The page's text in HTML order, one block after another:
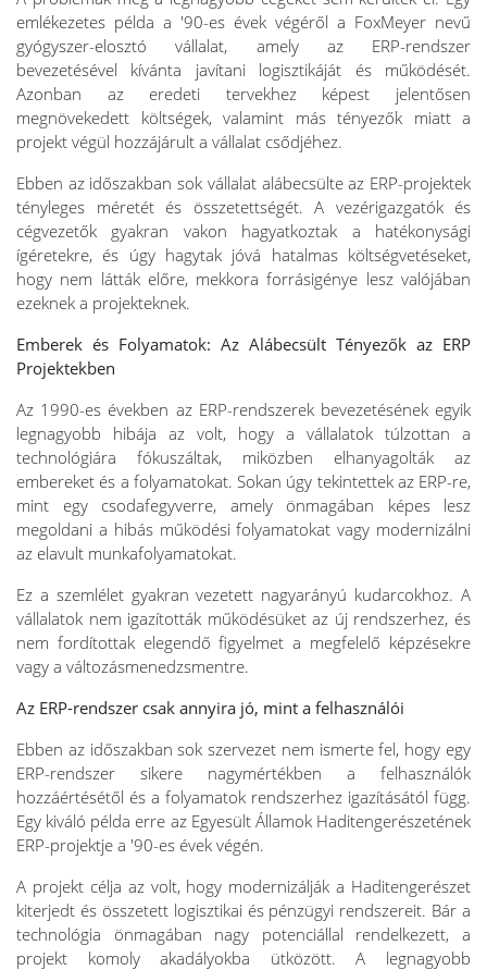
emlékezetes példa a '90-es évek végéről a FoxMeyer nevű
gyógyszer-elosztó vállalat, amely az ERP-rendszer
bevezetésével kívánta javítani logisztikáját és működését.
Azonban az eredeti tervekhez képest jelentősen
megnövekedett költségek, valamint más tényezők miatt a
projekt végül hozzájárult a vállalat csődjéhez.
Ebben az időszakban sok vállalat alábecsülte az ERP-projektek
tényleges méretét és összetettségét. A vezérigazgatók és
cégvezetők gyakran vakon hagyatkoztak a hatékonysági
ígéretekre, és úgy hagytak jóvá hatalmas költségvetéseket,
hogy nem látták előre, mekkora forrásigénye lesz valójában
ezeknek a projekteknek.
Emberek és Folyamatok: Az Alábecsült Tényezők az ERP
Projektekben
Az 1990-es években az ERP-rendszerek bevezetésének egyik
legnagyobb hibája az volt, hogy a vállalatok túlzottan a
technológiára fókuszáltak, miközben elhanyagolták az
embereket és a folyamatokat. Sokan úgy tekintettek az ERP-re,
mint egy csodafegyverre, amely önmagában képes lesz
megoldani a hibás működési folyamatokat vagy modernizálni
az elavult munkafolyamatokat.
Ez a szemlélet gyakran vezetett nagyarányú kudarcokhoz. A
vállalatok nem igazították működésüket az új rendszerhez, és
nem fordítottak elegendő figyelmet a megfelelő képzésekre
vagy a változásmenedzsmentre.
Az ERP-rendszer csak annyira jó, mint a felhasználói
Ebben az időszakban sok szervezet nem ismerte fel, hogy egy
ERP-rendszer sikere nagymértékben a felhasználók
hozzáértésétől és a folyamatok rendszerhez igazításától függ.
Egy kiváló példa erre az Egyesült Államok Haditengerészetének
ERP-projektje a '90-es évek végén.
A projekt célja az volt, hogy modernizálják a Haditengerészet
kiterjedt és összetett logisztikai és pénzügyi rendszereit. Bár a
technológia önmagában nagy potenciállal rendelkezett, a
projekt komoly akadályokba ütközött. A legnagyobb